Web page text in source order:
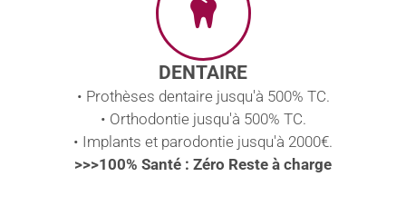
DENTAIRE
• Prothèses dentaire jusqu'à 500% TC.
• Orthodontie jusqu'à 500% TC.
• Implants et parodontie jusqu'à 2000€.
>>>100% Santé : Zéro Reste à charge